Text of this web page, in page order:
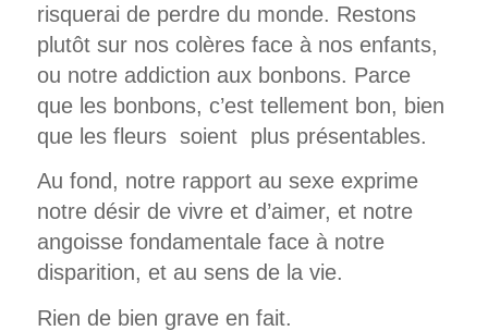
risquerai de perdre du monde. Restons
plutôt sur nos colères face à nos enfants,
ou notre addiction aux bonbons. Parce
que les bonbons, c’est tellement bon, bien
que les fleurs soient plus présentables.
Au fond, notre rapport au sexe exprime
notre désir de vivre et d’aimer, et notre
angoisse fondamentale face à notre
disparition, et au sens de la vie.
Rien de bien grave en fait.